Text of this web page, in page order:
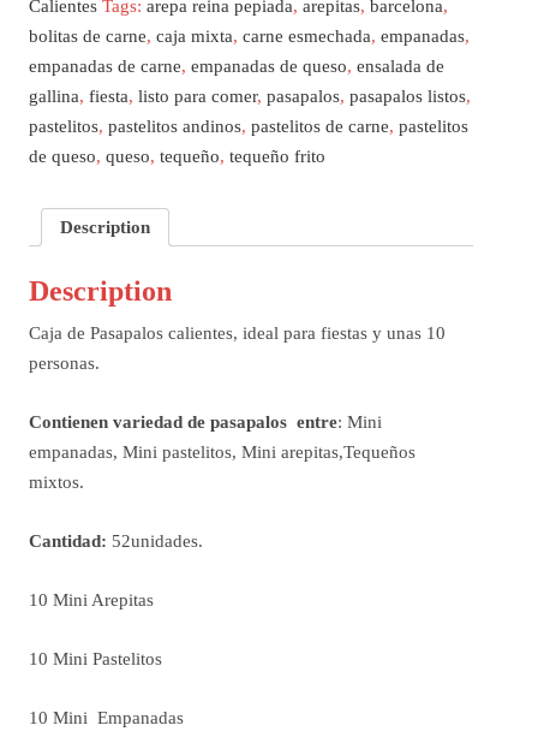
quantity
Calientes Tags: arepa reina pepiada, arepitas, barcelona,
bolitas de carne, caja mixta, carne esmechada, empanadas,
empanadas de carne, empanadas de queso, ensalada de
gallina, fiesta, listo para comer, pasapalos, pasapalos listos,
pastelitos, pastelitos andinos, pastelitos de carne, pastelitos
de queso, queso, tequeño, tequeño frito
Description
Description
Caja de Pasapalos calientes, ideal para fiestas y unas 10
personas.
Contienen variedad de pasapalos entre: Mini
empanadas, Mini pastelitos, Mini arepitas,Tequeños
mixtos.
Cantidad: 52unidades.
10 Mini Arepitas
10 Mini Pastelitos
10 Mini Empanadas